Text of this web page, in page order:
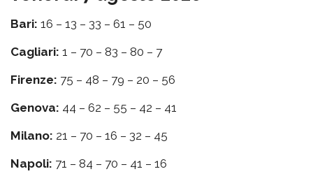
Bari: 16 – 13 – 33 – 61 – 50
Cagliari: 1 – 70 – 83 – 80 – 7
Firenze: 75 – 48 – 79 – 20 – 56
Genova: 44 – 62 – 55 – 42 – 41
Milano: 21 – 70 – 16 – 32 – 45
Napoli: 71 – 84 – 70 – 41 – 16